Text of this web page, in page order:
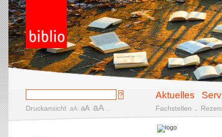
Aktuelles
Druckansicht aA aA aA Fachstellen